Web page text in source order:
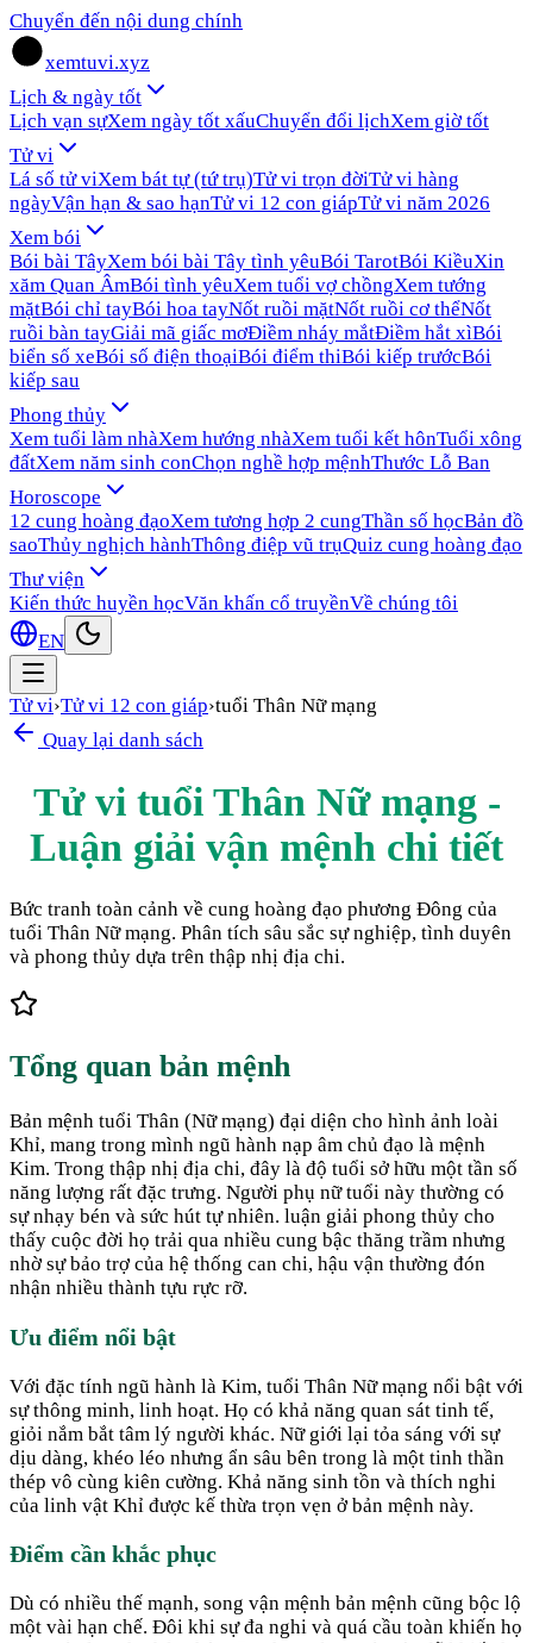
Chuyển đến nội dung chính
xemtuvi.xyz
Lịch & ngày tốt
Lịch vạn sựXem ngày tốt xấuChuyển đổi lịchXem giờ tốt
Tử vi
Lá số tử viXem bát tự (tứ trụ)Tử vi trọn đờiTử vi hàng
ngàyVận hạn & sao hạnTử vi 12 con giápTử vi năm 2026
Xem bói
Bói bài TâyXem bói bài Tây tình yêuBói TarotBói KiềuXin
xăm Quan ÂmBói tình yêuXem tuổi vợ chồngXem tướng
mặtBói chỉ tayBói hoa tayNốt ruồi mặtNốt ruồi cơ thểNốt
ruồi bàn tayGiải mã giấc mơĐiềm nháy mắtĐiềm hắt xìBói
biển số xeBói số điện thoạiBói điểm thiBói kiếp trướcBói
kiếp sau
Phong thủy
Xem tuổi làm nhàXem hướng nhàXem tuổi kết hônTuổi xông
đấtXem năm sinh conChọn nghề hợp mệnhThước Lỗ Ban
Horoscope
12 cung hoàng đạoXem tương hợp 2 cungThần số họcBản đồ
saoThủy nghịch hànhThông điệp vũ trụQuiz cung hoàng đạo
Thư viện
Kiến thức huyền họcVăn khấn cổ truyềnVề chúng tôi
EN
Tử vi›Tử vi 12 con giáp›tuổi Thân Nữ mạng
Quay lại danh sách
Tử vi tuổi Thân Nữ mạng -
Luận giải vận mệnh chi tiết
Bức tranh toàn cảnh về cung hoàng đạo phương Đông của
tuổi Thân Nữ mạng. Phân tích sâu sắc sự nghiệp, tình duyên
và phong thủy dựa trên thập nhị địa chi.
Tổng quan bản mệnh
Bản mệnh tuổi Thân (Nữ mạng) đại diện cho hình ảnh loài
Khỉ, mang trong mình ngũ hành nạp âm chủ đạo là mệnh
Kim. Trong thập nhị địa chi, đây là độ tuổi sở hữu một tần số
năng lượng rất đặc trưng. Người phụ nữ tuổi này thường có
sự nhạy bén và sức hút tự nhiên. luận giải phong thủy cho
thấy cuộc đời họ trải qua nhiều cung bậc thăng trầm nhưng
nhờ sự bảo trợ của hệ thống can chi, hậu vận thường đón
nhận nhiều thành tựu rực rỡ.
Ưu điểm nổi bật
Với đặc tính ngũ hành là Kim, tuổi Thân Nữ mạng nổi bật với
sự thông minh, linh hoạt. Họ có khả năng quan sát tinh tế,
giỏi nắm bắt tâm lý người khác. Nữ giới lại tỏa sáng với sự
dịu dàng, khéo léo nhưng ẩn sâu bên trong là một tinh thần
thép vô cùng kiên cường. Khả năng sinh tồn và thích nghi
của linh vật Khỉ được kế thừa trọn vẹn ở bản mệnh này.
Điểm cần khắc phục
Dù có nhiều thế mạnh, song vận mệnh bản mệnh cũng bộc lộ
một vài hạn chế. Đôi khi sự đa nghi và quá cầu toàn khiến họ